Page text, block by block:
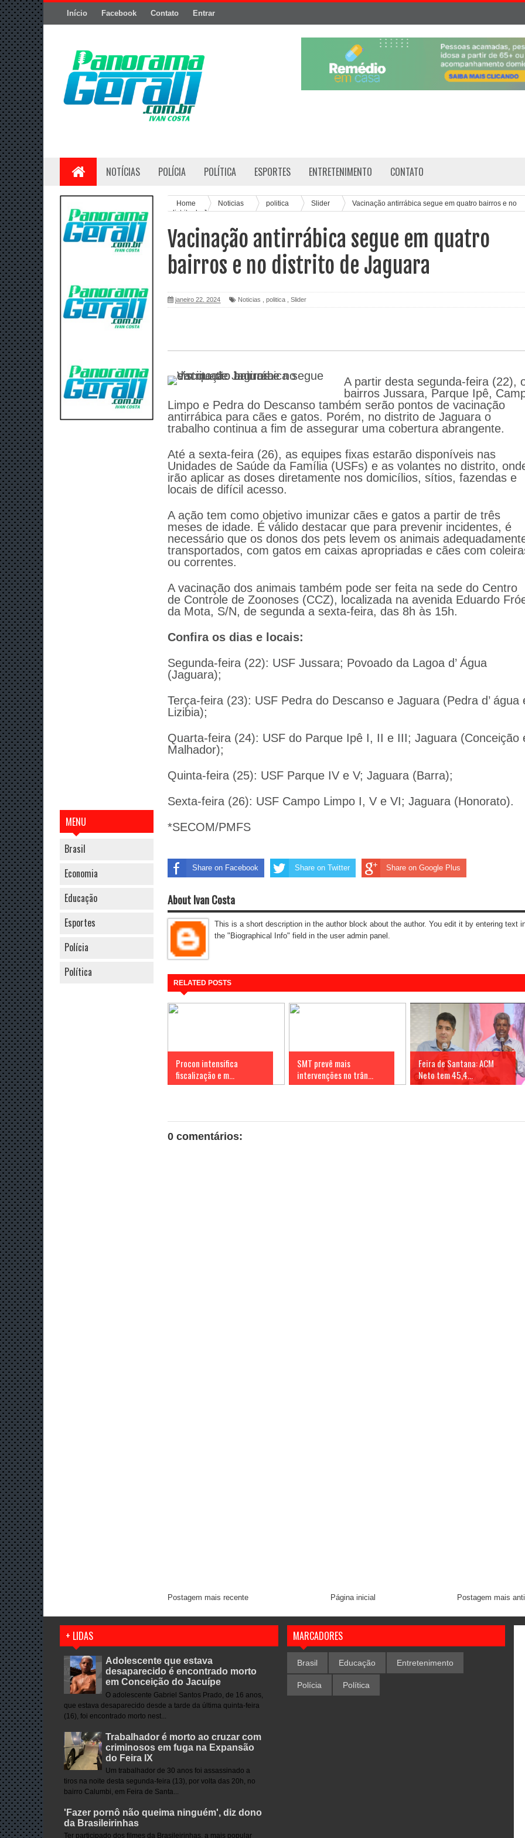
Início Facebook Contato Entrar
NOTÍCIAS POLÍCIA POLÍTICA ESPORTES ENTRETENIMENTO CONTATO
MENU
Brasil
Economia
Educação
Esportes
Polícia
Política
Home Noticias politica Slider
Vacinação antirrábica segue em quatro bairros e no
distrito de Jaguara
Vacinação antirrábica segue em quatro
bairros e no distrito de Jaguara
janeiro 22, 2024 Noticias politica Slider
A partir desta segunda-feira (22),
bairros Jussara, Parque Ipê,
Limpo e Pedra do Descanso também serão pontos de vacinação
antirrábica para cães e gatos. Porém, no distrito de Jaguara o
trabalho continua a fim de assegurar uma cobertura abrangente.
Até a sexta-feira (26), as equipes fixas estarão disponíveis nas
Unidades de Saúde da Família (USFs) e as volantes no distrito,
irão aplicar as doses diretamente nos domicílios, sítios, fazendas e
locais de difícil acesso.
A ação tem como objetivo imunizar cães e gatos a partir de três
meses de idade. É válido destacar que para prevenir incidentes, é
necessário que os donos dos pets levem os animais
transportados, com gatos em caixas apropriadas e cães com
ou correntes.
A vacinação dos animais também pode ser feita na sede do Centro
de Controle de Zoonoses (CCZ), localizada na avenida Eduardo
da Mota, S/N, de segunda a sexta-feira, das 8h às 15h.
Confira os dias e locais:
Segunda-feira (22): USF Jussara; Povoado da Lagoa d’ Água
(Jaguara);
Terça-feira (23): USF Pedra do Descanso e Jaguara (Pedra d’ água
Lizibia);
Quarta-feira (24): USF do Parque Ipê I, II e III; Jaguara (Conceição
Malhador);
Quinta-feira (25): USF Parque IV e V; Jaguara (Barra);
Sexta-feira (26): USF Campo Limpo I, V e VI; Jaguara (Honorato).
*SECOM/PMFS
Share on Facebook Share on Twitter Share on Google Plus
About Ivan Costa
This is a short description in the author block about the author. You edit it by entering text
the "Biographical Info" field in the user admin panel.
RELATED POSTS
Procon intensifica
fiscalização e m...
SMT prevê mais
intervenções no trân...
Feira de Santana: ACM
Neto tem 45,4...
0 comentários:
Postagem mais recente Postagem mais
Página inicial
+ LIDAS
Adolescente que estava
desaparecido é encontrado morto
em Conceição do Jacuípe
O adolescente Gabriel Santos Prado, de 16 anos,
que estava desaparecido desde a tarde da última quinta-feira
(16), foi encontrado morto nest...
Trabalhador é morto ao cruzar com
criminosos em fuga na Expansão
do Feira IX
Um trabalhador de 30 anos foi assassinado a
tiros na noite desta segunda-feira (13), por volta das 20h, no
bairro Calumbi, em Feira de Santa...
'Fazer pornô não queima ninguém', diz dono
da Brasileirinhas
Ter participado dos filmes da Brasileirinhas, a mais popular
MARCADORES
Brasil Educação Entretenimento
Polícia Política